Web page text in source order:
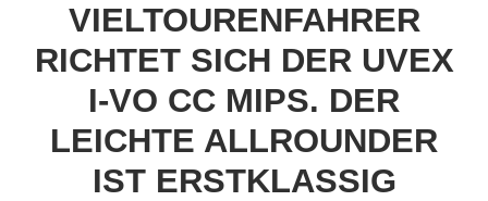
VIELTOURENFAHRER
RICHTET SICH DER UVEX
I-VO CC MIPS. DER
LEICHTE ALLROUNDER
IST ERSTKLASSIG